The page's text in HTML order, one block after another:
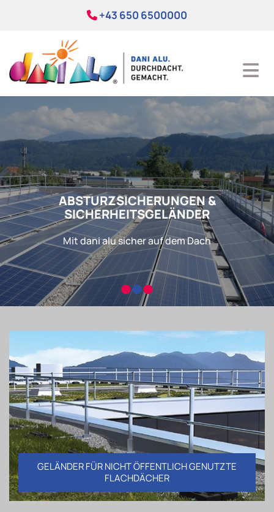
 +43 650 6500000
ABSTURZSICHERUNGEN &
SICHERHEITSGELÄNDER
Mit dani alu sicher auf dem Dach
GELÄNDER FÜR NICHT ÖFFENTLICH GENUTZTE
FLACHDÄCHER